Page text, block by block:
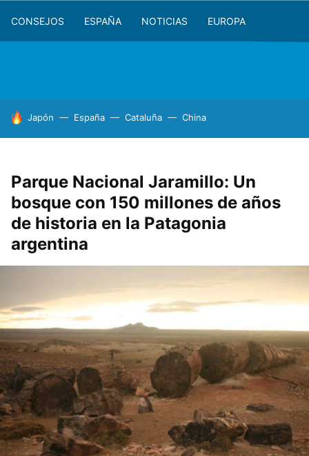
CONSEJOS ESPAÑA NOTICIAS EUROPA
HOY SE HABLA DE
Japón España Cataluña China
Parque Nacional Jaramillo: Un
bosque con 150 millones de años
de historia en la Patagonia
argentina